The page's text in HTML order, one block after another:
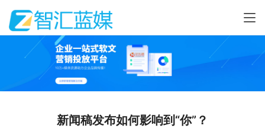
新闻稿发布如何影响到“你”？